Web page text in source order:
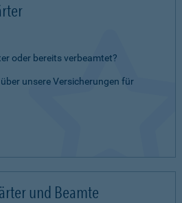
oder bereits verbeamtet?
unsere Versicherungen für
und Beamte